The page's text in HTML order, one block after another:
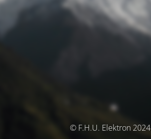
© F.H.U. Elektron 2024